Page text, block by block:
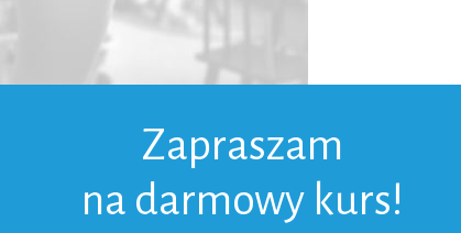
Zapraszam
na darmowy kurs!